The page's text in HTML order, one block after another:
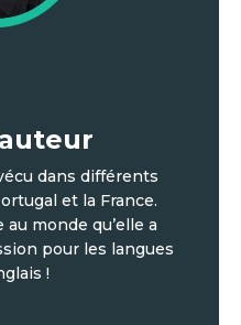
dans différents
et la France.
monde qu’elle a
pour les langues
!